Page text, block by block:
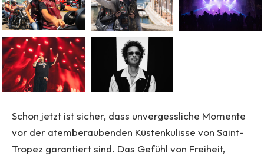
Schon jetzt ist sicher, dass unvergessliche Momente
vor der atemberaubenden Küstenkulisse von Saint-
Tropez garantiert sind. Das Gefühl von Freiheit,